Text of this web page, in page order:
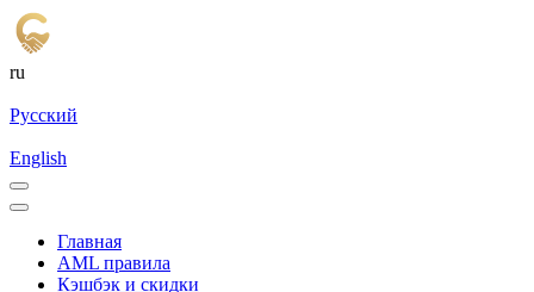
ru
Русский
English
Главная
AML правила
Кэшбэк и cкидки